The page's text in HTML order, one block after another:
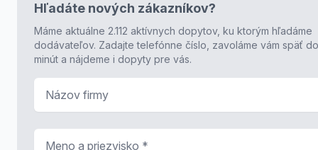
Hľadáte nových zákazníkov?
Máme aktuálne 2.112 aktívnych dopytov, ku ktorým hľadáme
dodávateľov. Zadajte telefónne číslo, zavoláme vám späť
minút a nájdeme i dopyty pre vás.